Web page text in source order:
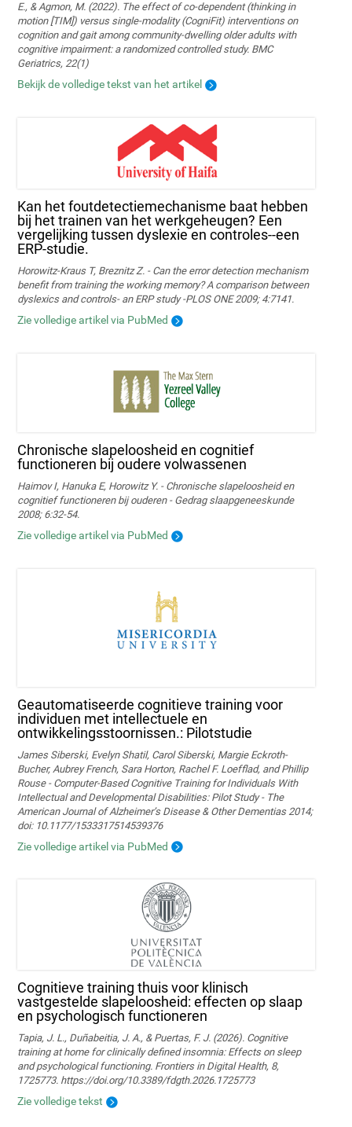
E., & Agmon, M. (2022). The effect of co-dependent (thinking in
motion [TIM]) versus single-modality (CogniFit) interventions on
cognition and gait among community-dwelling older adults with
cognitive impairment: a randomized controlled study. BMC
Geriatrics, 22(1)
Bekijk de volledige tekst van het artikel
Kan het foutdetectiemechanisme baat hebben
bij het trainen van het werkgeheugen? Een
vergelijking tussen dyslexie en controles--een
ERP-studie.
Horowitz-Kraus T, Breznitz Z. - Can the error detection mechanism
benefit from training the working memory? A comparison between
dyslexics and controls- an ERP study -PLOS ONE 2009; 4:7141.
Zie volledige artikel via PubMed
Chronische slapeloosheid en cognitief
functioneren bij oudere volwassenen
Haimov I, Hanuka E, Horowitz Y. - Chronische slapeloosheid en
cognitief functioneren bij ouderen - Gedrag slaapgeneeskunde
2008; 6:32-54.
Zie volledige artikel via PubMed
Geautomatiseerde cognitieve training voor
individuen met intellectuele en
ontwikkelingsstoornissen.: Pilotstudie
James Siberski, Evelyn Shatil, Carol Siberski, Margie Eckroth-
Bucher, Aubrey French, Sara Horton, Rachel F. Loefflad, and Phillip
Rouse - Computer-Based Cognitive Training for Individuals With
Intellectual and Developmental Disabilities: Pilot Study - The
American Journal of Alzheimer’s Disease & Other Dementias 2014;
doi: 10.1177/1533317514539376
Zie volledige artikel via PubMed
Cognitieve training thuis voor klinisch
vastgestelde slapeloosheid: effecten op slaap
en psychologisch functioneren
Tapia, J. L., Duñabeitia, J. A., & Puertas, F. J. (2026). Cognitive
training at home for clinically defined insomnia: Effects on sleep
and psychological functioning. Frontiers in Digital Health, 8,
1725773. https://doi.org/10.3389/fdgth.2026.1725773
Zie volledige tekst